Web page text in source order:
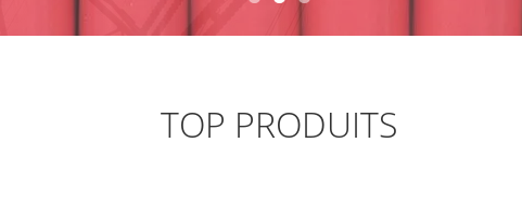
TOP PRODUITS